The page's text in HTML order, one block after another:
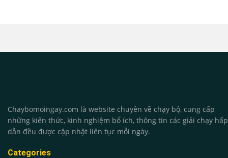
Chaybomoingay.com là website chuyên về chạy bộ, cung cấp
những kiến thức, kinh nghiệm bổ ích, thông tin các giải chạy hấp
dẫn đều được cập nhật liên tục mỗi ngày.
Categories